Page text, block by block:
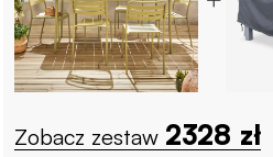
Zobacz zestaw 2328 zł